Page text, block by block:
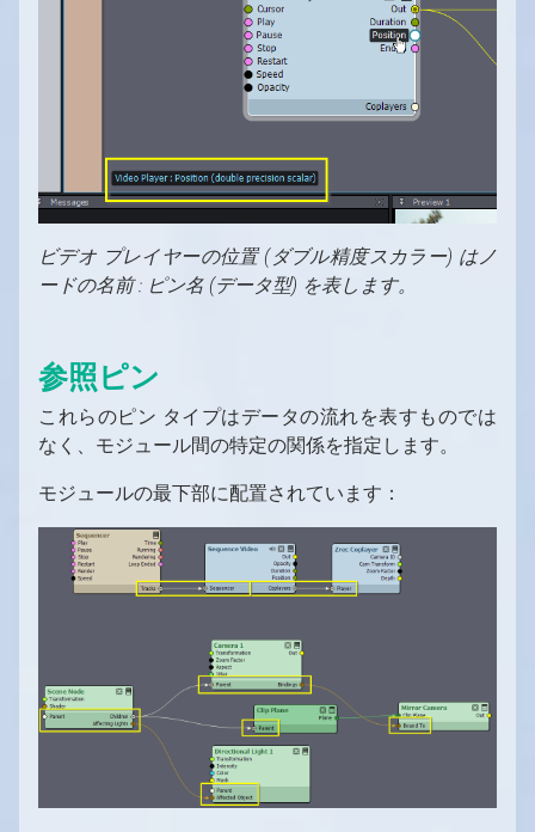
ビデオ プレイヤーの位置 (ダブル精度スカラー) はノ
ードの名前 : ピン名 (データ型) を表します。
参照ピン
これらのピン タイプはデータの流れを表すものでは
なく、モジュール間の特定の関係を指定します。
モジュールの最下部に配置されています：